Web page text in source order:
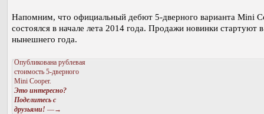
Напомним, что официальный дебют 5-дверного варианта Mini
состоялся в начале лета 2014 года. Продажи новинки стартуют
нынешнего года.
Опубликована рублевая
стоимость 5-дверного
Mini Cooper.
Это интересно?
Поделитесь с
друзьями! —→